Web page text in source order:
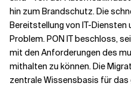
hin zum Brandschutz. Die
Bereitstellung von IT-Diensten
Problem. PON IT beschloss,
mit den Anforderungen des
mithalten zu können. Die
zentrale Wissensbasis für